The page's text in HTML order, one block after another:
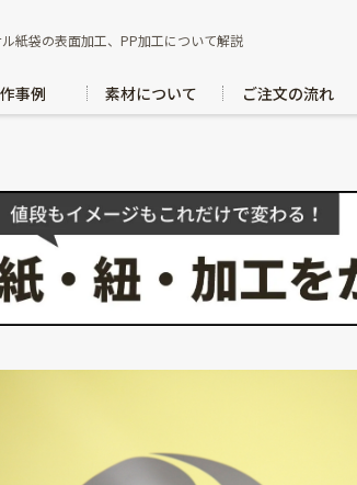
紙袋の表面加工、PP加工について解説
事例 素材について ご注文の流れ